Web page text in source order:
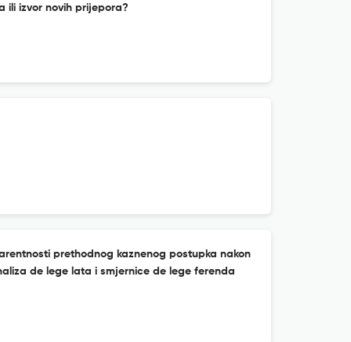
ili izvor novih prijepora?
prethodnog kaznenog postupka nakon
de lege lata i smjernice de lege ferenda